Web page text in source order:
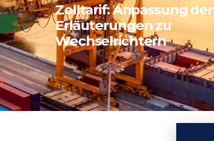
Zolltarif: Anpassung der
Erläuterungen zu
Wechselrichtern